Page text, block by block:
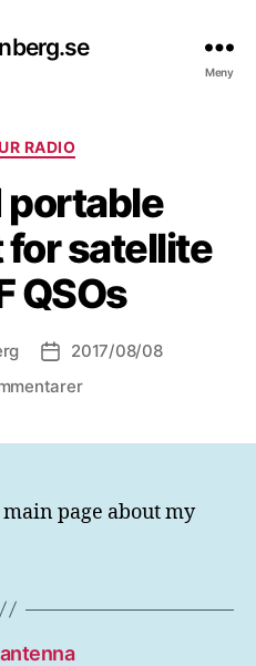
Meny
Kategorier
RADIO
portable
satellite
QSOs
Inläggsdatum
2017/08/08
till
satellite
page about my